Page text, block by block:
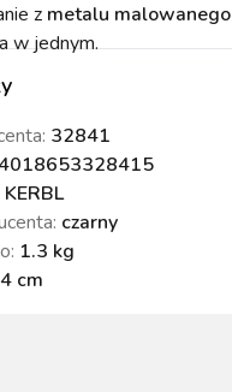
32841
4018653328415
KERBL
: czarny
: 1.3 kg
cm
z metalu malowanego
w jednym.